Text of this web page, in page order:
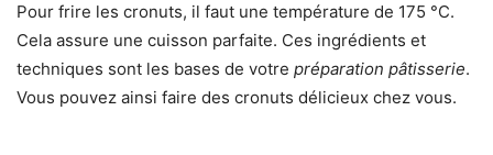
Pour frire les cronuts, il faut une température de 175 °C.
Cela assure une cuisson parfaite. Ces ingrédients et
techniques sont les bases de votre préparation pâtisserie.
Vous pouvez ainsi faire des cronuts délicieux chez vous.